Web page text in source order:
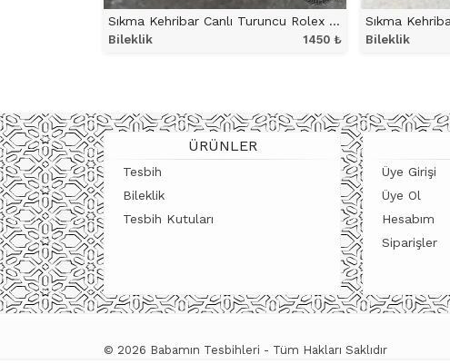
Sıkma Kehribar Canlı Turuncu Rolex Model Bileklik
Bileklik 1450 ₺ Bileklik
ÜRÜNLER
Tesbih
Bileklik
Tesbih Kutuları
Üye Girişi
Üye Ol
Hesabım
Siparişler
© 2026 Babamın Tesbihleri - Tüm Hakları Saklıdır